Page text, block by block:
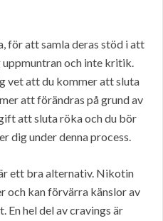
för att samla deras stöd i att
uppmuntran och inte kritik.
vet att du kommer att sluta
att förändras på grund av
att sluta röka och du bör
dig under denna process.
ett bra alternativ. Nikotin
och kan förvärra känslor av
En hel del av cravings är